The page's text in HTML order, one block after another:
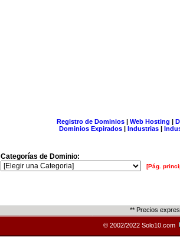
Registro de Dominios| Web Hosting |
Dominios Expirados | Industrias |
Categorías de Dominio:
[Pág.
** Precios
© 2002/2022 Solo10.com